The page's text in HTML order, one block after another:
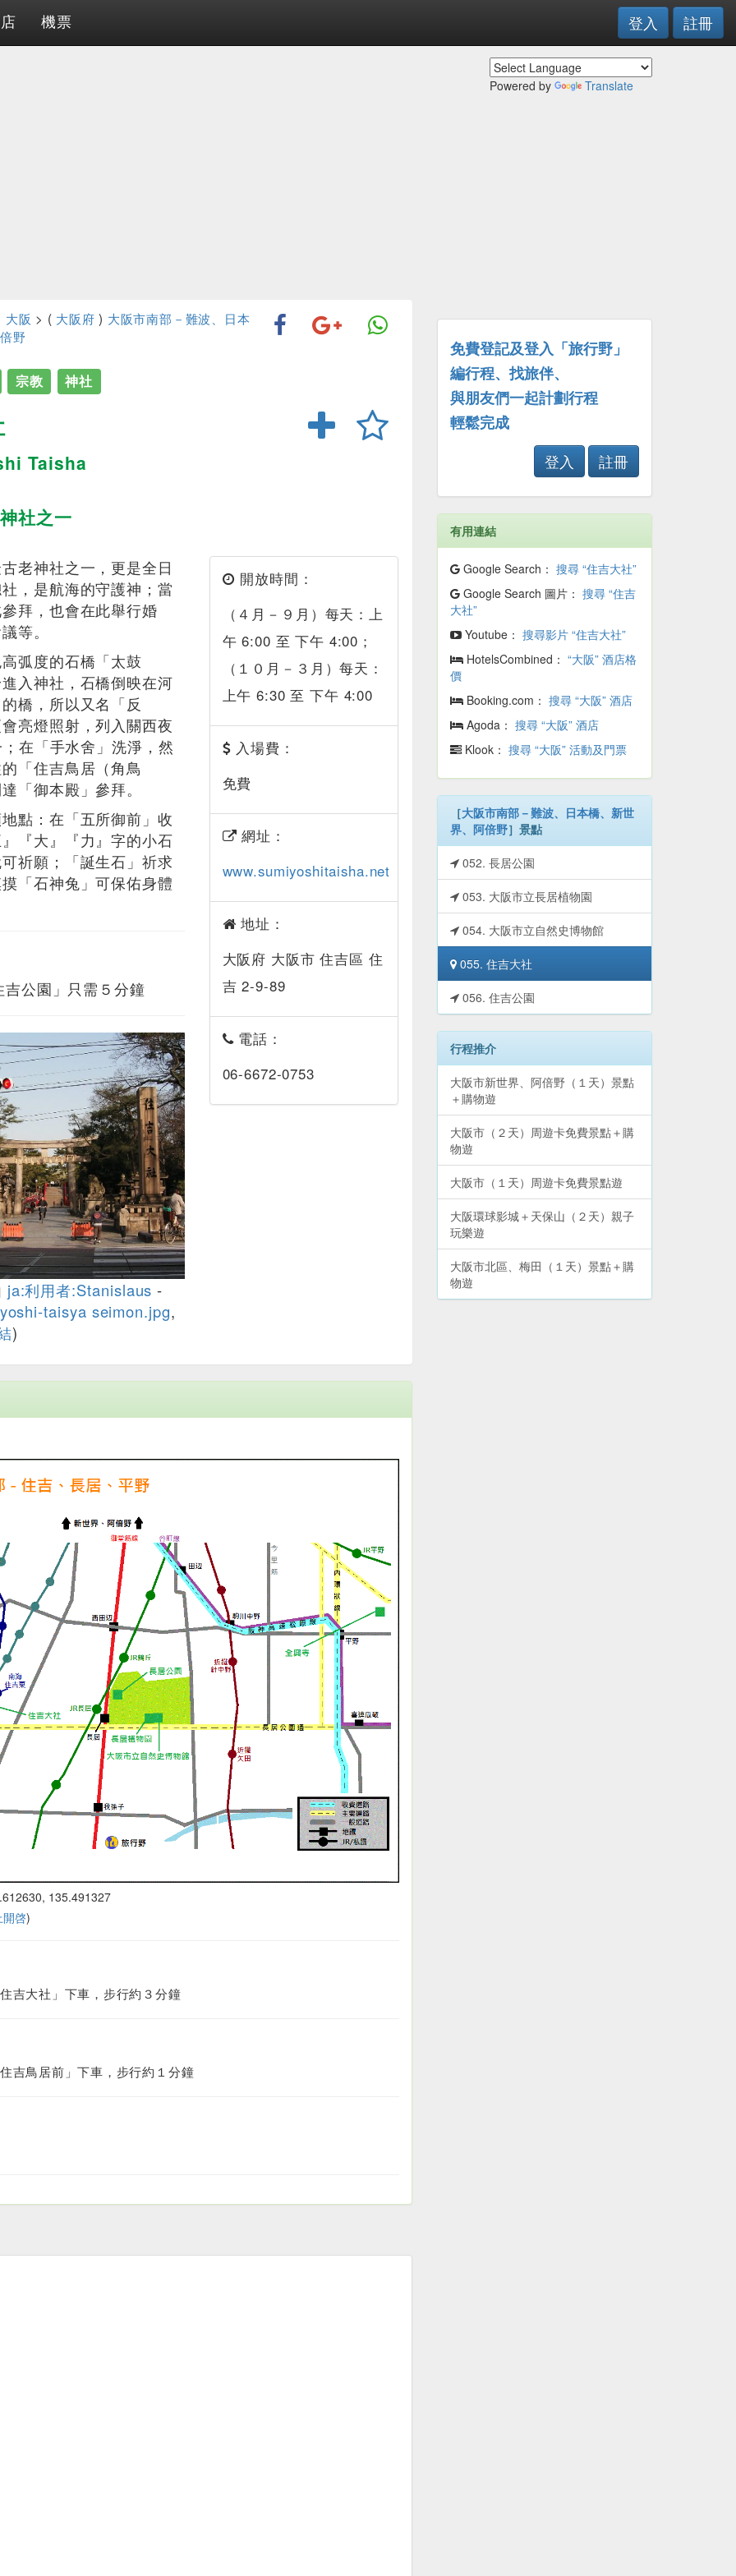
機票 登入 註冊
Powered by Translate
大阪 > ( 大阪府 ) 大阪市南部－難波、日本
野
宗教 神社
Taisha
社之一
老神社之一，更是全日
，是航海的守護神；當
拜，也會在此舉行婚
等。
弧度的石橋「太鼓
入神社，石橋倒映在河
橋，所以又名「反
亮燈照射，列入關西夜
在「手水舍」洗淨，然
「住吉鳥居（角鳥
「御本殿」參拜。
點：在「五所御前」收
『大』『力』字的小石
祈願；「誕生石」祈求
「石神兔」可保佑身體
公園」只需５分鐘
ja:利用者:Stanislaus -
taisya seimon.jpg,
)
開放時間：
（４月－９月）每天：上
午 6:00 至 下午 4:00；
（１０月－３月）每天：
上午 6:30 至 下午 4:00
入場費：
免費
網址：
www.sumiyoshitaisha.net
地址：
大阪府 大阪市 住吉區 住
吉 2-9-89
電話：
06-6672-0753
135.491327
開啓)
吉大社」下車，步行約３分鐘
吉鳥居前」下車，步行約１分鐘
免費登記及登入「旅行野」
編行程、找旅伴、
與朋友們一起計劃行程
輕鬆完成
登入
註冊
有用連結
Google Search： 搜尋 “住吉大社”
Google Search 圖片： 搜尋 “住吉
大社”
Youtube： 搜尋影片 “住吉大社”
HotelsCombined： “大阪” 酒店格
價
Booking.com： 搜尋 “大阪” 酒店
Agoda： 搜尋 “大阪” 酒店
Klook： 搜尋 “大阪” 活動及門票
［大阪市南部－難波、日本橋、新世
界、阿倍野］景點
052. 長居公園
053. 大阪市立長居植物園
054. 大阪市立自然史博物館
055. 住吉大社
056. 住吉公園
行程推介
大阪市新世界、阿倍野（１天）景點
＋購物遊
大阪市（２天）周遊卡免費景點＋購
物遊
大阪市（１天）周遊卡免費景點遊
大阪環球影城＋天保山（２天）親子
玩樂遊
大阪市北區、梅田（１天）景點＋購
物遊